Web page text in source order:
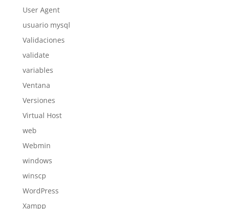
User Agent
usuario mysql
Validaciones
validate
variables
Ventana
Versiones
Virtual Host
web
Webmin
windows
winscp
WordPress
Xampp